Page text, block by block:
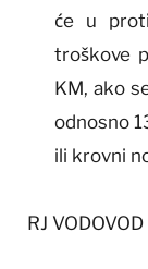
će u
troškove
KM, ako
odnosno
ili krovni
RJ